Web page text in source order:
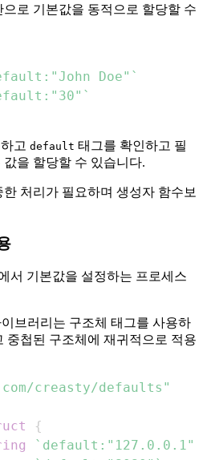
로 기본값을 동적으로 할당할 수
Doe"`
고 default 태그를 확인하고 필
을 할당할 수 있습니다.
처리가 필요하며 생성자 함수보
서 기본값을 설정하는 프로세스
이브러리는 구조체 태그를 사용하
중첩된 구조체에 재귀적으로 적용
creasty/defaults"
{
`default:"127.0.0.1"`